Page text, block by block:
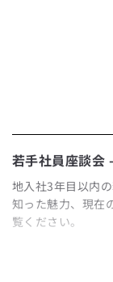
若手社員座談会
地入社3年目以内
知った魅力、現在
覧ください。